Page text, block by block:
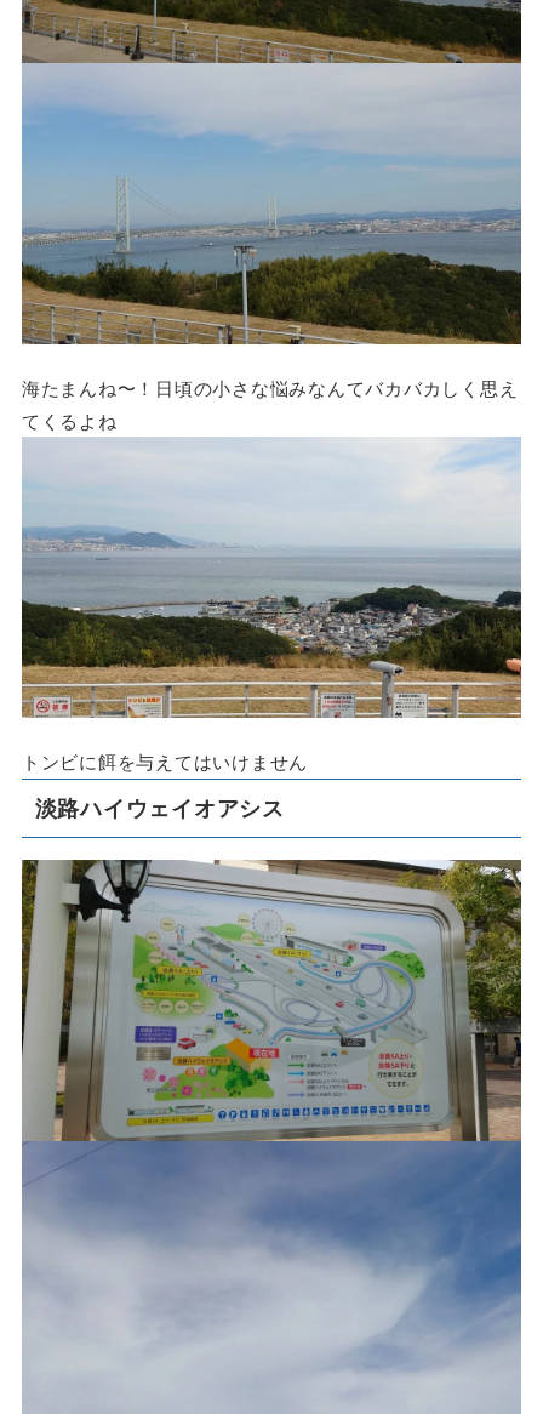
海たまんね〜！日頃の小さな悩みなんてバカバカしく思え
てくるよね
トンビに餌を与えてはいけません
淡路ハイウェイオアシス